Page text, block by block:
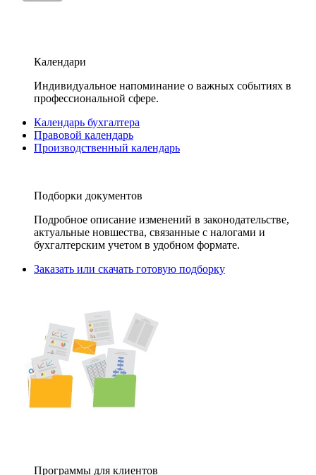
Календари
Индивидуальное напоминание о важных событиях в
профессиональной сфере.
Календарь бухгалтера
Правовой календарь
Производственный календарь
Подборки документов
Подробное описание изменений в законодательстве,
актуальные новшества, связанные с налогами и
бухгалтерским учетом в удобном формате.
Заказать или скачать готовую подборку
Программы для клиентов